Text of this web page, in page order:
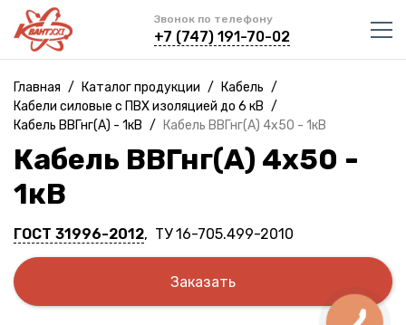
Звонок по телефону
+7 (747) 191-70-02
Главная / Каталог продукции / Кабель /
Кабели силовые с ПВХ изоляцией до 6 кВ /
Кабель ВВГнг(A) - 1кВ / Кабель ВВГнг(A) 4х50 - 1кВ
Кабель ВВГнг(A) 4х50 -
1кВ
ГОСТ 31996-2012, ТУ 16-705.499-2010
Заказать